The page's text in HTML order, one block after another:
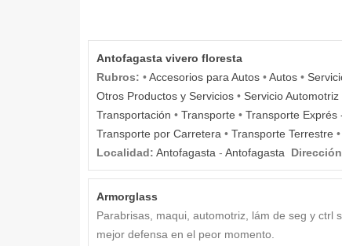
Antofagasta vivero floresta
Rubros: •Accesorios para Autos •Autos •
Otros Productos y Servicios • Servicio Automotriz
Transportación • Transporte • Transporte Exprés
Transporte por Carretera • Transporte Terrestre •
Localidad: Antofagasta - Antofagasta
Armorglass
Parabrisas, maqui, automotriz, lám de seg y ctrl
mejor defensa en el peor momento.